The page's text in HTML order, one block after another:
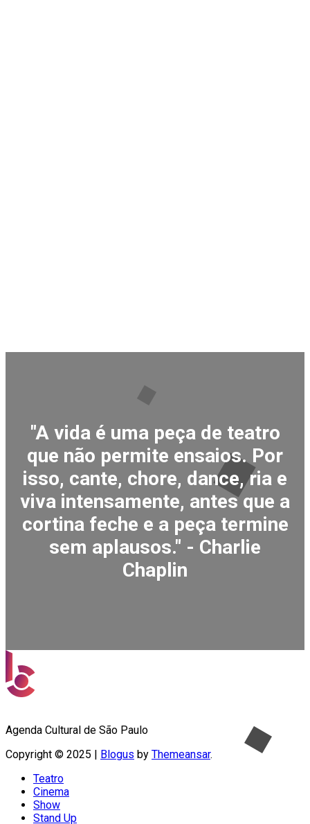
"A vida é uma peça de teatro
que não permite ensaios. Por
isso, cante, chore, dance, ria e
viva intensamente, antes que a
cortina feche e a peça termine
sem aplausos." - Charlie
Chaplin
Agenda Cultural de São Paulo
Copyright © 2025
Blogus by Themeansar.
Teatro
Cinema
Show
Stand Up